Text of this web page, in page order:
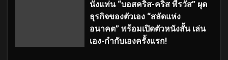
นั่งแท่น “บอสคริส-คริส พีรวัส” ผุด
ธุรกิจของตัวเอง “สลัดแห่ง
อนาคต” พร้อมเปิดตัวหนังสั้น เล่น
เอง-กำกับเองครั้งแรก!